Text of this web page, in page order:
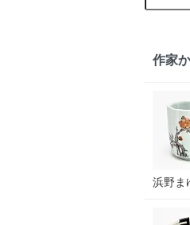
作家
浜野ま